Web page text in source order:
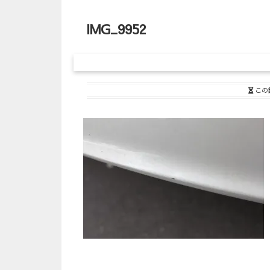
IMG_9952
この